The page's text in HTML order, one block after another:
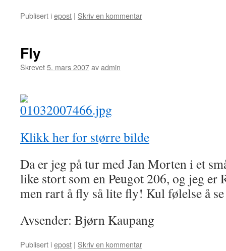
Publisert iepost | Skriv en kommentar
Fly
Skrevet5. mars 2007avadmin
Klikk her for større bilde
Da er jeg på tur med Jan Morten i et
like stort som en Peugot 206, og jeg
men rart å fly så lite fly! Kul følelse å
Avsender: Bjørn Kaupang
Publisert iepost | Skriv en kommentar